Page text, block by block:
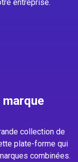
entreprise.
collection de
plate-forme qui
combinées.